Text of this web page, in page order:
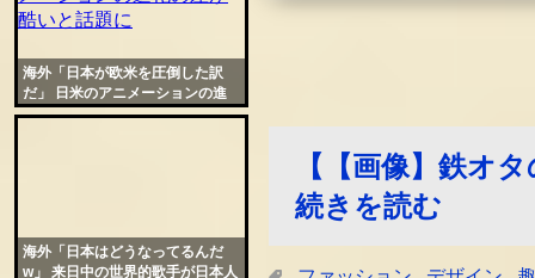
【【画像】鉄オ
続きを読む
海外「日本が欧米を圧倒した訳
だ」 日米のアニメーションの進
化の差が酷いと話題に
海外「日本はどうなってるんだ
w」 来日中の世界的歌手が日本人